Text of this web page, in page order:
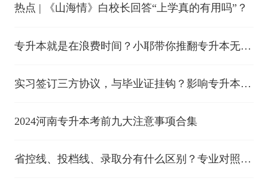
热点 | 《山海情》白校长回答“上学真的有用吗”？
专升本就是在浪费时间？小耶带你推翻专升本无用
实习签订三方协议，与毕业证挂钩？影响专升本报
2024河南专升本考前九大注意事项合集
省控线、投档线、录取分有什么区别？专业对照表